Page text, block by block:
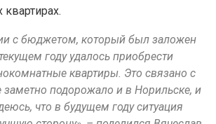
с бюджетом, который был заложен
году удалось приобрести
квартиры. Это связано с
заметно подорожало и в Норильске, и
что в будущем году ситуация